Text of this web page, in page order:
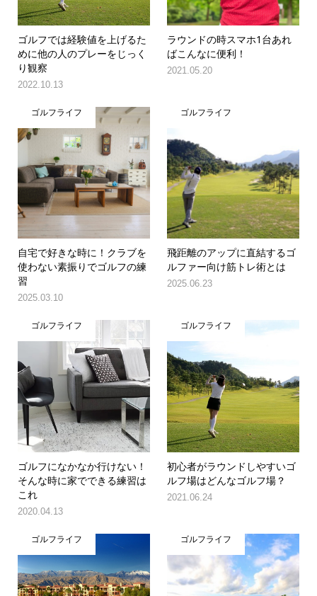
ゴルフでは経験値を上げるた
めに他の人のプレーをじっく
り観察
2022.10.13
ラウンドの時スマホ1台あれ
ばこんなに便利！
2021.05.20
ゴルフライフ
自宅で好きな時に！クラブを
使わない素振りでゴルフの練
習
2025.03.10
ゴルフライフ
飛距離のアップに直結するゴ
ルファー向け筋トレ術とは
2025.06.23
ゴルフライフ
ゴルフになかなか行けない！
そんな時に家でできる練習は
これ
2020.04.13
ゴルフライフ
初心者がラウンドしやすいゴ
ルフ場はどんなゴルフ場？
2021.06.24
ゴルフライフ ゴルフライフ